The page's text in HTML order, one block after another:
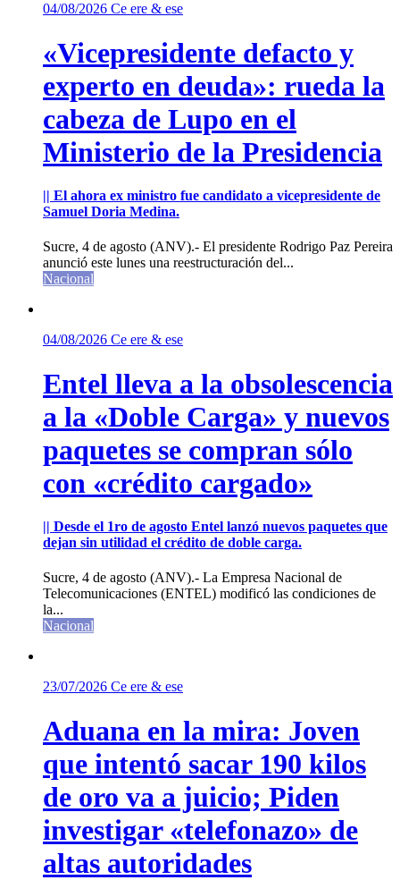
04/08/2026 Ce ere & ese
«Vicepresidente defacto y
experto en deuda»: rueda la
cabeza de Lupo en el
Ministerio de la Presidencia
|| El ahora ex ministro fue candidato a vicepresidente de
Samuel Doria Medina.
Sucre, 4 de agosto (ANV).- El presidente Rodrigo Paz Pereira
anunció este lunes una reestructuración del...
Nacional
04/08/2026 Ce ere & ese
Entel lleva a la obsolescencia
a la «Doble Carga» y nuevos
paquetes se compran sólo
con «crédito cargado»
|| Desde el 1ro de agosto Entel lanzó nuevos paquetes que
dejan sin utilidad el crédito de doble carga.
Sucre, 4 de agosto (ANV).- La Empresa Nacional de
Telecomunicaciones (ENTEL) modificó las condiciones de
la...
Nacional
23/07/2026 Ce ere & ese
Aduana en la mira: Joven
que intentó sacar 190 kilos
de oro va a juicio; Piden
investigar «telefonazo» de
altas autoridades